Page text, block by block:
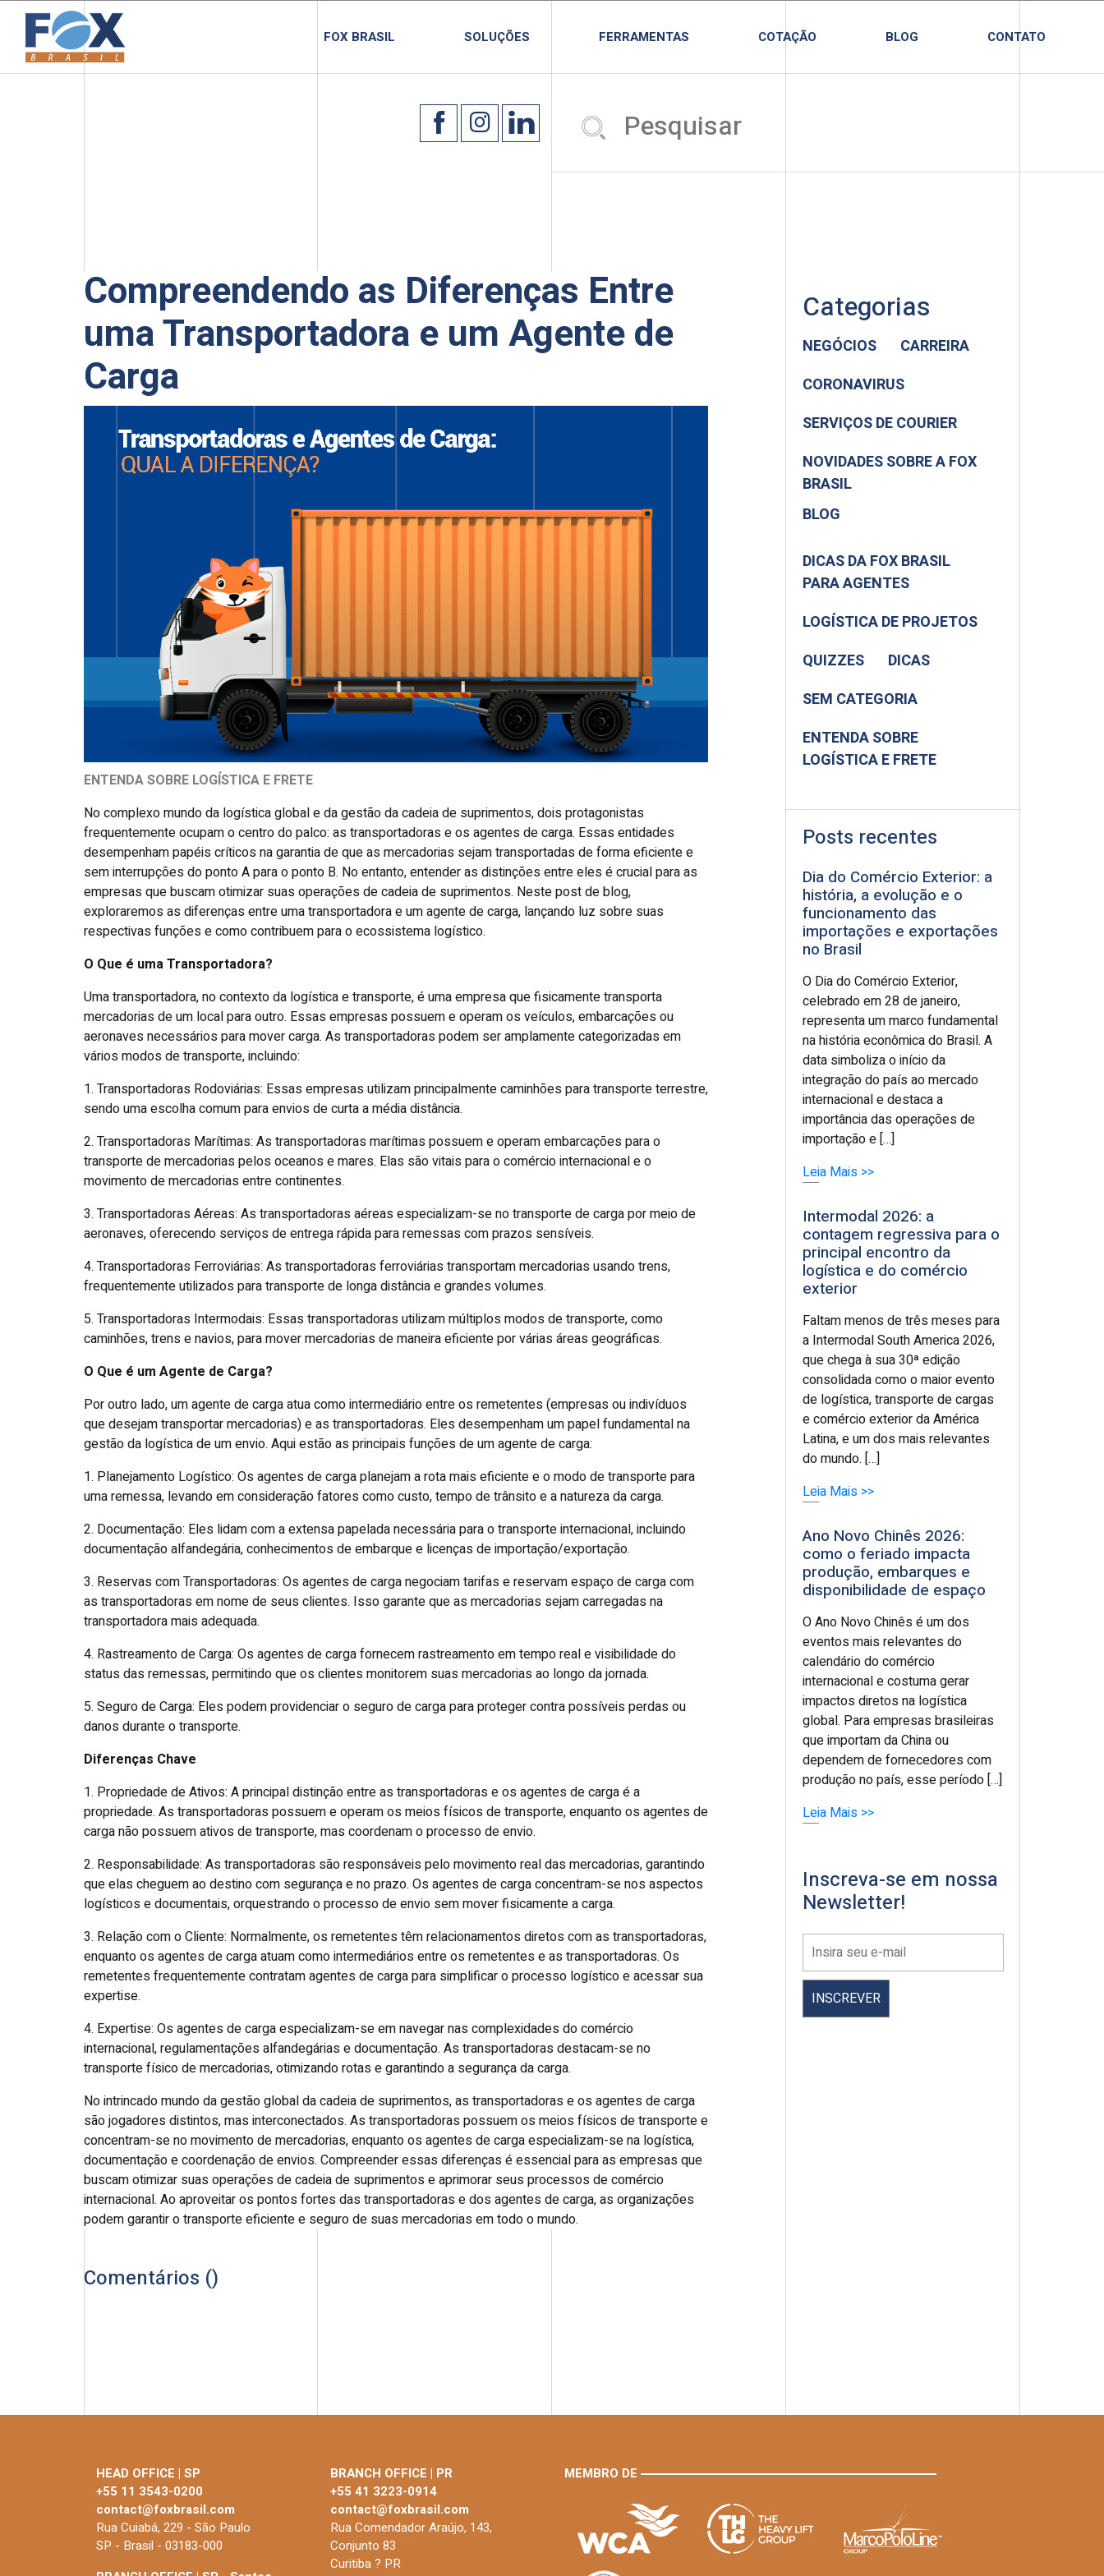
FOX BRASIL SOLUÇÕES FERRAMENTAS COTAÇÃO BLOG CONTATO
Compreendendo as Diferenças Entre
uma Transportadora e um Agente de
Carga
ENTENDA SOBRE LOGÍSTICA E FRETE
No complexo mundo da logística global e da gestão da cadeia de suprimentos, dois protagonistas
frequentemente ocupam o centro do palco: as transportadoras e os agentes de carga. Essas entidades
desempenham papéis críticos na garantia de que as mercadorias sejam transportadas de forma eficiente e
sem interrupções do ponto A para o ponto B. No entanto, entender as distinções entre eles é crucial para as
empresas que buscam otimizar suas operações de cadeia de suprimentos. Neste post de blog,
exploraremos as diferenças entre uma transportadora e um agente de carga, lançando luz sobre suas
respectivas funções e como contribuem para o ecossistema logístico.
O Que é uma Transportadora?
Uma transportadora, no contexto da logística e transporte, é uma empresa que fisicamente transporta
mercadorias de um local para outro. Essas empresas possuem e operam os veículos, embarcações ou
aeronaves necessários para mover carga. As transportadoras podem ser amplamente categorizadas em
vários modos de transporte, incluindo:
1. Transportadoras Rodoviárias: Essas empresas utilizam principalmente caminhões para transporte terrestre,
sendo uma escolha comum para envios de curta a média distância.
2. Transportadoras Marítimas: As transportadoras marítimas possuem e operam embarcações para o
transporte de mercadorias pelos oceanos e mares. Elas são vitais para o comércio internacional e o
movimento de mercadorias entre continentes.
3. Transportadoras Aéreas: As transportadoras aéreas especializam-se no transporte de carga por meio de
aeronaves, oferecendo serviços de entrega rápida para remessas com prazos sensíveis.
4. Transportadoras Ferroviárias: As transportadoras ferroviárias transportam mercadorias usando trens,
frequentemente utilizados para transporte de longa distância e grandes volumes.
5. Transportadoras Intermodais: Essas transportadoras utilizam múltiplos modos de transporte, como
caminhões, trens e navios, para mover mercadorias de maneira eficiente por várias áreas geográficas.
O Que é um Agente de Carga?
Por outro lado, um agente de carga atua como intermediário entre os remetentes (empresas ou indivíduos
que desejam transportar mercadorias) e as transportadoras. Eles desempenham um papel fundamental na
gestão da logística de um envio. Aqui estão as principais funções de um agente de carga:
1. Planejamento Logístico: Os agentes de carga planejam a rota mais eficiente e o modo de transporte para
uma remessa, levando em consideração fatores como custo, tempo de trânsito e a natureza da carga.
2. Documentação: Eles lidam com a extensa papelada necessária para o transporte internacional, incluindo
documentação alfandegária, conhecimentos de embarque e licenças de importação/exportação.
3. Reservas com Transportadoras: Os agentes de carga negociam tarifas e reservam espaço de carga com
as transportadoras em nome de seus clientes. Isso garante que as mercadorias sejam carregadas na
transportadora mais adequada.
4. Rastreamento de Carga: Os agentes de carga fornecem rastreamento em tempo real e visibilidade do
status das remessas, permitindo que os clientes monitorem suas mercadorias ao longo da jornada.
5. Seguro de Carga: Eles podem providenciar o seguro de carga para proteger contra possíveis perdas ou
danos durante o transporte.
Diferenças Chave
1. Propriedade de Ativos: A principal distinção entre as transportadoras e os agentes de carga é a
propriedade. As transportadoras possuem e operam os meios físicos de transporte, enquanto os agentes de
carga não possuem ativos de transporte, mas coordenam o processo de envio.
2. Responsabilidade: As transportadoras são responsáveis pelo movimento real das mercadorias, garantindo
que elas cheguem ao destino com segurança e no prazo. Os agentes de carga concentram-se nos aspectos
logísticos e documentais, orquestrando o processo de envio sem mover fisicamente a carga.
3. Relação com o Cliente: Normalmente, os remetentes têm relacionamentos diretos com as transportadoras,
enquanto os agentes de carga atuam como intermediários entre os remetentes e as transportadoras. Os
remetentes frequentemente contratam agentes de carga para simplificar o processo logístico e acessar sua
expertise.
4. Expertise: Os agentes de carga especializam-se em navegar nas complexidades do comércio
internacional, regulamentações alfandegárias e documentação. As transportadoras destacam-se no
transporte físico de mercadorias, otimizando rotas e garantindo a segurança da carga.
No intrincado mundo da gestão global da cadeia de suprimentos, as transportadoras e os agentes de carga
são jogadores distintos, mas interconectados. As transportadoras possuem os meios físicos de transporte e
concentram-se no movimento de mercadorias, enquanto os agentes de carga especializam-se na logística,
documentação e coordenação de envios. Compreender essas diferenças é essencial para as empresas que
buscam otimizar suas operações de cadeia de suprimentos e aprimorar seus processos de comércio
internacional. Ao aproveitar os pontos fortes das transportadoras e dos agentes de carga, as organizações
podem garantir o transporte eficiente e seguro de suas mercadorias em todo o mundo.
Comentários ()
Categorias
NEGÓCIOS
CARREIRA
CORONAVIRUS
SERVIÇOS DE COURIER
NOVIDADES SOBRE A FOX
BRASIL
BLOG
DICAS DA FOX BRASIL
PARA AGENTES
LOGÍSTICA DE PROJETOS
QUIZZES
DICAS
SEM CATEGORIA
ENTENDA SOBRE
LOGÍSTICA E FRETE
Posts recentes
Dia do Comércio Exterior: a
história, a evolução e o
funcionamento das
importações e exportações
no Brasil
O Dia do Comércio Exterior,
celebrado em 28 de janeiro,
representa um marco fundamental
na história econômica do Brasil. A
data simboliza o início da
integração do país ao mercado
internacional e destaca a
importância das operações de
importação e […]
Leia Mais >>
Intermodal 2026: a
contagem regressiva para o
principal encontro da
logística e do comércio
exterior
Faltam menos de três meses para
a Intermodal South America 2026,
que chega à sua 30ª edição
consolidada como o maior evento
de logística, transporte de cargas
e comércio exterior da América
Latina, e um dos mais relevantes
do mundo. […]
Leia Mais >>
Ano Novo Chinês 2026:
como o feriado impacta
produção, embarques e
disponibilidade de espaço
O Ano Novo Chinês é um dos
eventos mais relevantes do
calendário do comércio
internacional e costuma gerar
impactos diretos na logística
global. Para empresas brasileiras
que importam da China ou
dependem de fornecedores com
produção no país, esse período […]
Leia Mais >>
Inscreva-se em nossa
Newsletter!
HEAD OFFICE | SP
+55 11 3543-0200
contact@foxbrasil.com
Rua Cuiabá, 229 - São Paulo
SP - Brasil - 03183-000
BRANCH OFFICE | PR
+55 41 3223-0914
contact@foxbrasil.com
Rua Comendador Araújo, 143,
Conjunto 83
Curitiba ? PR
MEMBRO DE